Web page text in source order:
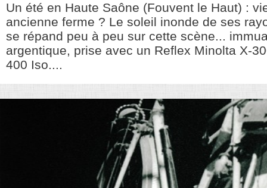
Un été en Haute Saône (Fouvent le Haut) :
ancienne ferme ? Le soleil inonde de ses
se répand peu à peu sur cette scène...
argentique, prise avec un Reflex Minolta X-
400 Iso....